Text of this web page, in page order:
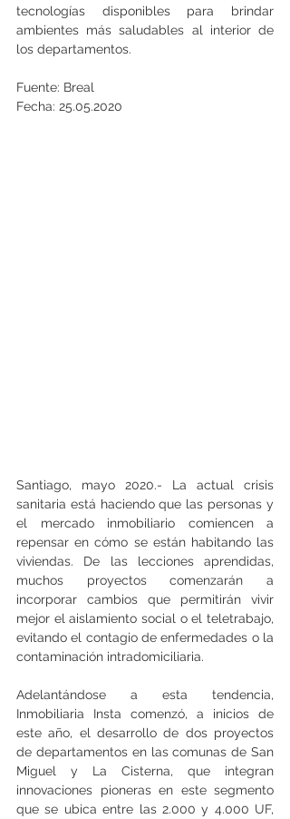
tecnologías disponibles para brindar
ambientes más saludables al interior de
los departamentos.
Fuente: Breal
Fecha: 25.05.2020
Santiago, mayo 2020.- La actual crisis
sanitaria está haciendo que las personas y
el mercado inmobiliario comiencen a
repensar en cómo se están habitando las
viviendas. De las lecciones aprendidas,
muchos proyectos comenzarán a
incorporar cambios que permitirán vivir
mejor el aislamiento social o el teletrabajo,
evitando el contagio de enfermedades o la
contaminación intradomiciliaria.
Adelantándose a esta tendencia,
Inmobiliaria Insta comenzó, a inicios de
este año, el desarrollo de dos proyectos
de departamentos en las comunas de San
Miguel y La Cisterna, que integran
innovaciones pioneras en este segmento
que se ubica entre las 2.000 y 4.000 UF,